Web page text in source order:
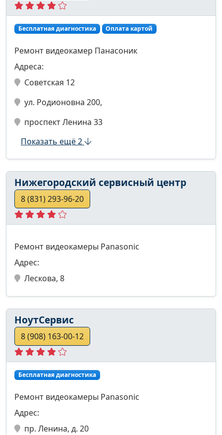
Бесплатная диагностика Оплата картой
Ремонт видеокамер Панасоник
Адреса:
Советская 12
ул. Родионовна 200,
проспект Ленина 33
Показать ещё 2
Нижегородский сервисный центр
8 (831) 293-96-20
Ремонт видеокамеры Panasonic
Адрес:
Лескова, 8
НоутСервис
8 (908) 163-00-12
Бесплатная диагностика
Ремонт видеокамеры Panasonic
Адрес:
пр. Ленина, д. 20